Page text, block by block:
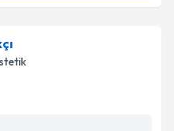
randevu almanız
e-posta ile